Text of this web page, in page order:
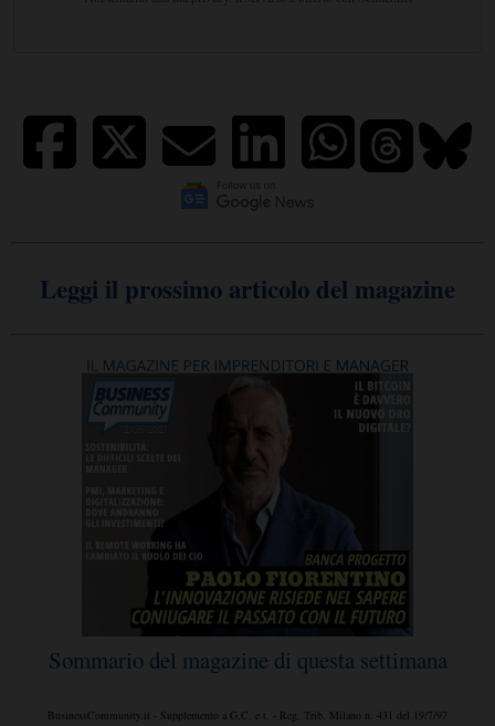
Leggi il prossimo articolo del magazine
Sommario del magazine di questa settimana
BusinessCommunity.it - Supplemento a G.C. e t. - Reg. Trib. Milano n. 431 del 19/7/97